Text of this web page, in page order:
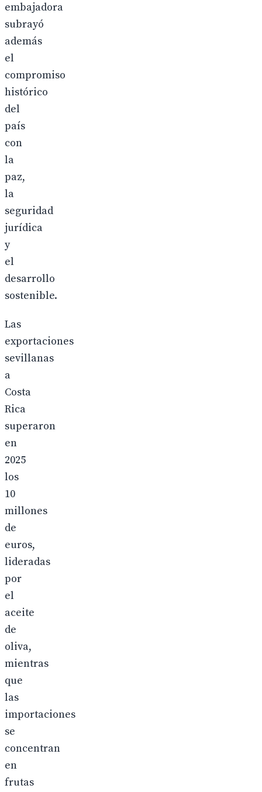
embajadora
subrayó
además
el
compromiso
histórico
del
país
con
la
paz,
la
seguridad
jurídica
y
el
desarrollo
sostenible.
Las
exportaciones
sevillanas
a
Costa
Rica
superaron
en
2025
los
10
millones
de
euros,
lideradas
por
el
aceite
de
oliva,
mientras
que
las
importaciones
se
concentran
en
frutas